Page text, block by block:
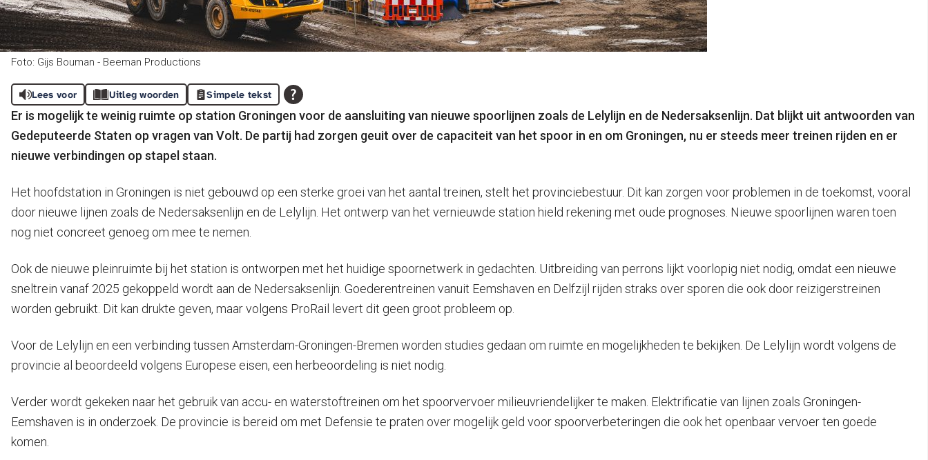
Foto: Gijs Bouman - Beeman Productions
Lees voor Uitleg woorden Simpele tekst
Er is mogelijk te weinig ruimte op station Groningen voor de aansluiting van nieuwe spoorlijnen zoals de Lelylijn en de Nedersaksenlijn. Dat blijkt uit antwoorden van
Gedeputeerde Staten op vragen van Volt. De partij had zorgen geuit over de capaciteit van het spoor in en om Groningen, nu er steeds meer treinen rijden en er
nieuwe verbindingen op stapel staan.
Het hoofdstation in Groningen is niet gebouwd op een sterke groei van het aantal treinen, stelt het provinciebestuur. Dit kan zorgen voor problemen in de toekomst, vooral
door nieuwe lijnen zoals de Nedersaksenlijn en de Lelylijn. Het ontwerp van het vernieuwde station hield rekening met oude prognoses. Nieuwe spoorlijnen waren toen
nog niet concreet genoeg om mee te nemen.
Ook de nieuwe pleinruimte bij het station is ontworpen met het huidige spoornetwerk in gedachten. Uitbreiding van perrons lijkt voorlopig niet nodig, omdat een nieuwe
sneltrein vanaf 2025 gekoppeld wordt aan de Nedersaksenlijn. Goederentreinen vanuit Eemshaven en Delfzijl rijden straks over sporen die ook door reizigerstreinen
worden gebruikt. Dit kan drukte geven, maar volgens ProRail levert dit geen groot probleem op.
Voor de Lelylijn en een verbinding tussen Amsterdam-Groningen-Bremen worden studies gedaan om ruimte en mogelijkheden te bekijken. De Lelylijn wordt volgens de
provincie al beoordeeld volgens Europese eisen, een herbeoordeling is niet nodig.
Verder wordt gekeken naar het gebruik van accu- en waterstoftreinen om het spoorvervoer milieuvriendelijker te maken. Elektrificatie van lijnen zoals Groningen-
Eemshaven is in onderzoek. De provincie is bereid om met Defensie te praten over mogelijk geld voor spoorverbeteringen die ook het openbaar vervoer ten goede
komen.